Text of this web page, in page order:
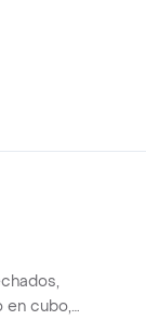
en cubo,